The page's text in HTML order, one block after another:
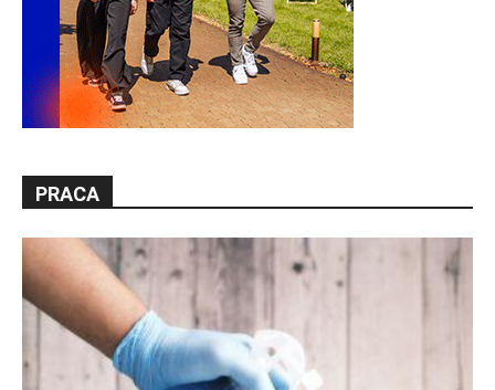
PRACA